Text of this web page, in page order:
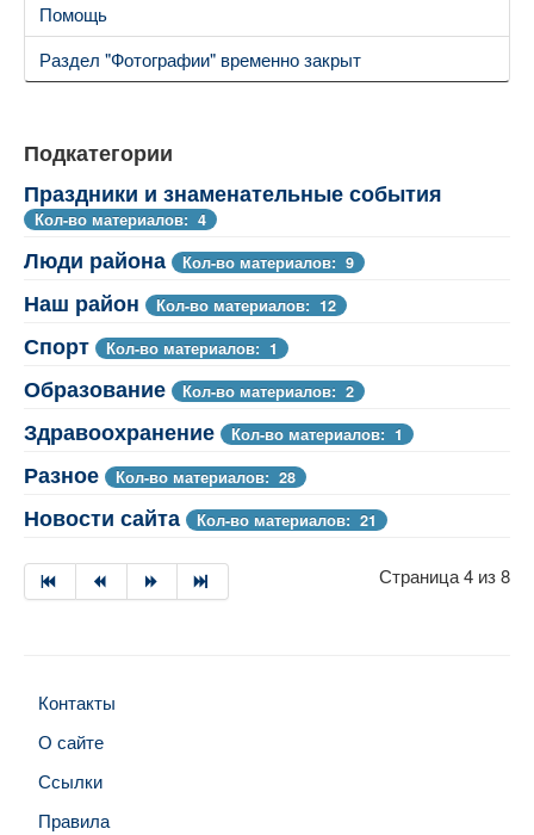
Помощь
Раздел "Фотографии" временно закрыт
Подкатегории
Праздники и знаменательные события
Кол-во материалов: 4
Люди района Кол-во материалов: 9
Наш район Кол-во материалов: 12
Спорт Кол-во материалов: 1
Образование Кол-во материалов: 2
Здравоохранение Кол-во материалов: 1
Разное Кол-во материалов: 28
Новости сайта Кол-во материалов: 21
Страница 4 из 8
Контакты
О сайте
Ссылки
Правила